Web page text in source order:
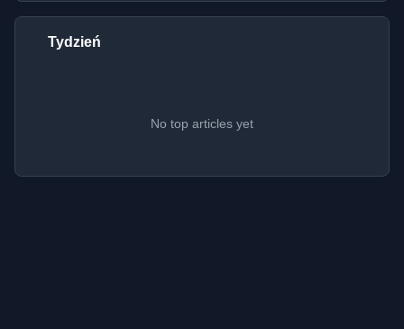
Tydzień
No top articles yet